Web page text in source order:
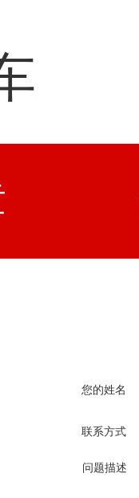
您的姓名
联系方式
问题描述